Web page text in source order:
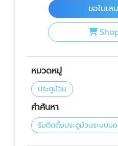
ขอใบเส
หมวดหมู่
ประตูม้วน
คำค้นหา
รับติดตั้งประตูม้วนระบบม